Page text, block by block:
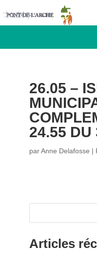
26.05 –
24.55 DU
parAnne Delafosse |
Articles